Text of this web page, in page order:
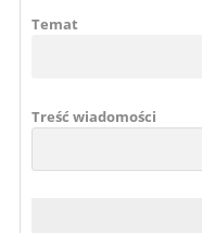
Temat
Treść wiadomości